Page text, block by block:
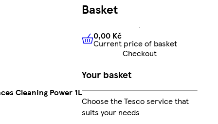
Cleaning Power 1L
Basket
0,00 KčCurrent price of
0,00 Kč
Current price of basket
Checkout
Your basket
Choose the Tesco service that
suits your needs